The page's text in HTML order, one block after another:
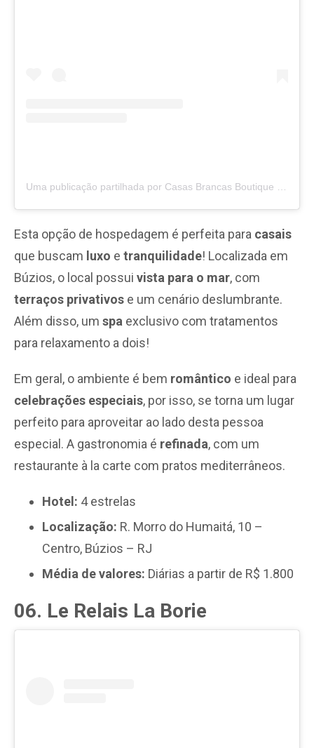
Uma publicação partilhada por Casas Brancas Boutique Hotel & Spa (@casas_brancas_hotel)
Esta opção de hospedagem é perfeita para casais
que buscam luxo e tranquilidade! Localizada em
Búzios, o local possui vista para o mar, com
terraços privativos e um cenário deslumbrante.
Além disso, um spa exclusivo com tratamentos
para relaxamento a dois!
Em geral, o ambiente é bem romântico e ideal para
celebrações especiais, por isso, se torna um lugar
perfeito para aproveitar ao lado desta pessoa
especial. A gastronomia é refinada, com um
restaurante à la carte com pratos mediterrâneos.
Hotel: 4 estrelas
Localização: R. Morro do Humaitá, 10 –
Centro, Búzios – RJ
Média de valores: Diárias a partir de R$ 1.800
06. Le Relais La Borie